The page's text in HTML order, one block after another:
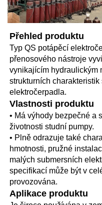
Přehled produktu
Typ QS potápěcí
přenosového nástroje
vynikajícím hydraulickým
strukturních
elektročerpadla.
Vlastnosti produktu
• Má výhody bezpečné a
životnosti studní pumpy.
• Plně odrazuje také
hmotnosti, pružné
malých submersních
specifikací může být v
provozována.
Aplikace produktu